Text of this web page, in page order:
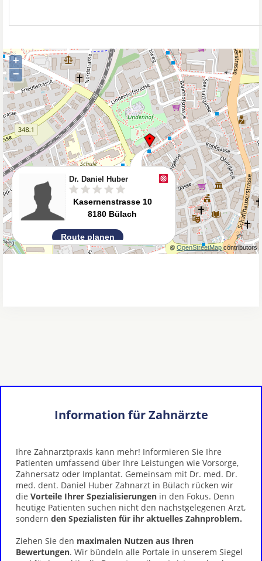
Information für Zahnärzte
Ihre Zahnarztpraxis kann mehr! Informieren Sie Ihre
Patienten umfassend über Ihre Leistungen wie Vorsorge,
Zahnersatz oder Implantat. Gemeinsam mit Dr. med. Dr.
med. dent. Daniel Huber Zahnarzt in Bülach rücken wir
die Vorteile Ihrer Spezialisierungen in den Fokus. Denn
heutige Patienten suchen nicht den nächstgelegenen Arzt,
sondern den Spezialisten für ihr aktuelles Zahnproblem.
Ziehen Sie den maximalen Nutzen aus Ihren
Bewertungen. Wir bündeln alle Portale in unserem Siegel